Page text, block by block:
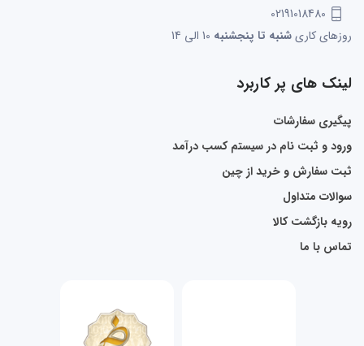
02191018480
روزهای کاریشنبه تا پنجشنبه
لینک های پر کاربرد
پیگیری سفارشات
ورود و ثبت نام در سیستم کسب درآمد
ثبت سفارش و خرید از چین
سوالات متداول
رویه بازگشت کالا
تماس با ما